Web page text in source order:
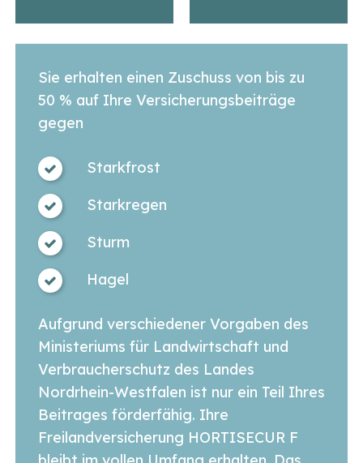
Sie erhalten einen Zuschuss von bis zu
50 % auf Ihre Versicherungsbeiträge
gegen
Starkfrost
Starkregen
Sturm
Hagel
Aufgrund verschiedener Vorgaben des
Ministeriums für Landwirtschaft und
Verbraucherschutz des Landes
Nordrhein-Westfalen ist nur ein Teil Ihres
Beitrages förderfähig. Ihre
Freilandversicherung HORTISECUR F